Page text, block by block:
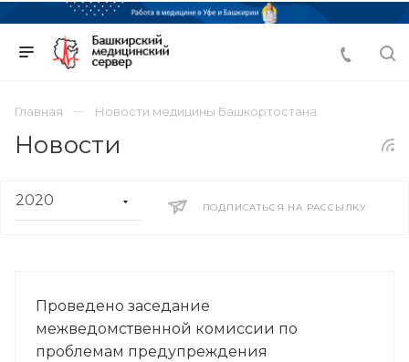
Главная Новости медицины Башкортостана
Новости
ПОДПИСАТЬСЯ НА РАССЫЛКУ
Проведено заседание
межведомственной комиссии по
проблемам предупреждения